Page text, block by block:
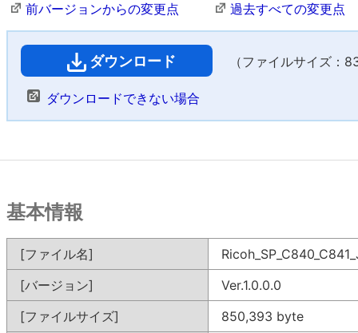
前バージョンからの変更点
過去すべての変更点
ダウンロード （ファイルサイズ：
ダウンロードできない場合
基本情報
[ファイル名]
[バージョン]
Ver.1.0.0.0
[ファイルサイズ]
850,393 byte